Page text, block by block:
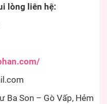
lòng liên hệ:
Ba Son – Gò Vấp, Hẻm